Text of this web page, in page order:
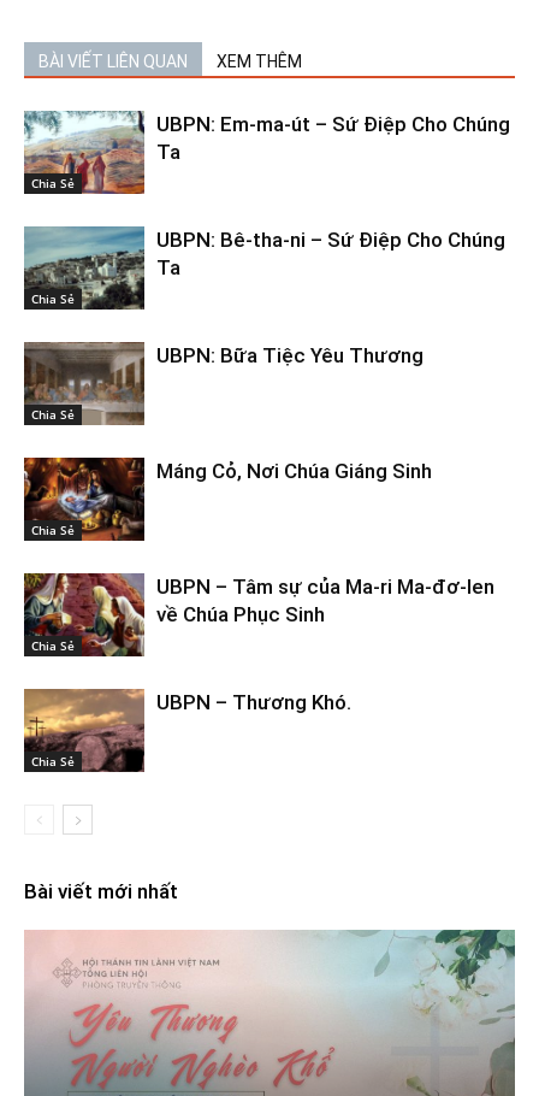
BÀI VIẾT LIÊN QUAN XEM THÊM
Chia Sẻ
UBPN: Em-ma-út – Sứ Điệp Cho Chúng
Ta
Chia Sẻ
UBPN: Bê-tha-ni – Sứ Điệp Cho Chúng
Ta
Chia Sẻ
UBPN: Bữa Tiệc Yêu Thương
Chia Sẻ
Máng Cỏ, Nơi Chúa Giáng Sinh
Chia Sẻ
UBPN – Tâm sự của Ma-ri Ma-đơ-len
về Chúa Phục Sinh
Chia Sẻ
UBPN – Thương Khó.
Bài viết mới nhất